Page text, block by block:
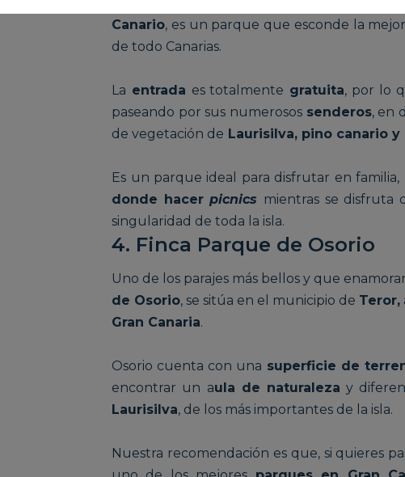
,
Canario, es un parque que esconde la
de todo Canarias.
La entrada es totalmente gratuita, por lo
paseando por sus numerosos senderos, en
de vegetación de Laurisilva, pino canario y
Es un parque ideal para disfrutar en
donde hacerpicnics mientras se disfruta
singularidad de toda la isla.
4. Finca Parque de Osorio
Uno de los parajes más bellos y que
de Osorio, se sitúa en el municipio de Teror,
Gran Canaria.
Osorio cuenta con una superficie de
encontrar un aula de naturaleza y
Laurisilva, de los más importantes de la isla.
Nuestra recomendación es que, si quieres